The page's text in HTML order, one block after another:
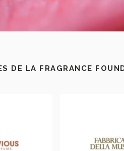
DE LA FRAGRANCE